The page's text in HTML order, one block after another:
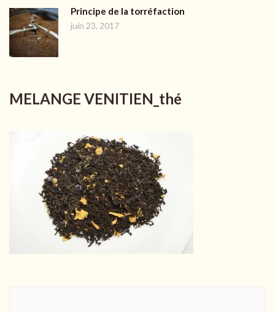
Principe de la torréfaction
juin 23, 2017
MELANGE VENITIEN_thé